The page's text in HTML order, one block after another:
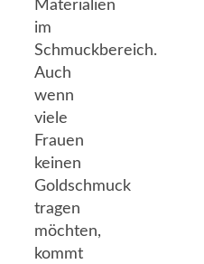
Materialien
im
Schmuckbereich.
Auch
wenn
viele
Frauen
keinen
Goldschmuck
tragen
möchten,
kommt